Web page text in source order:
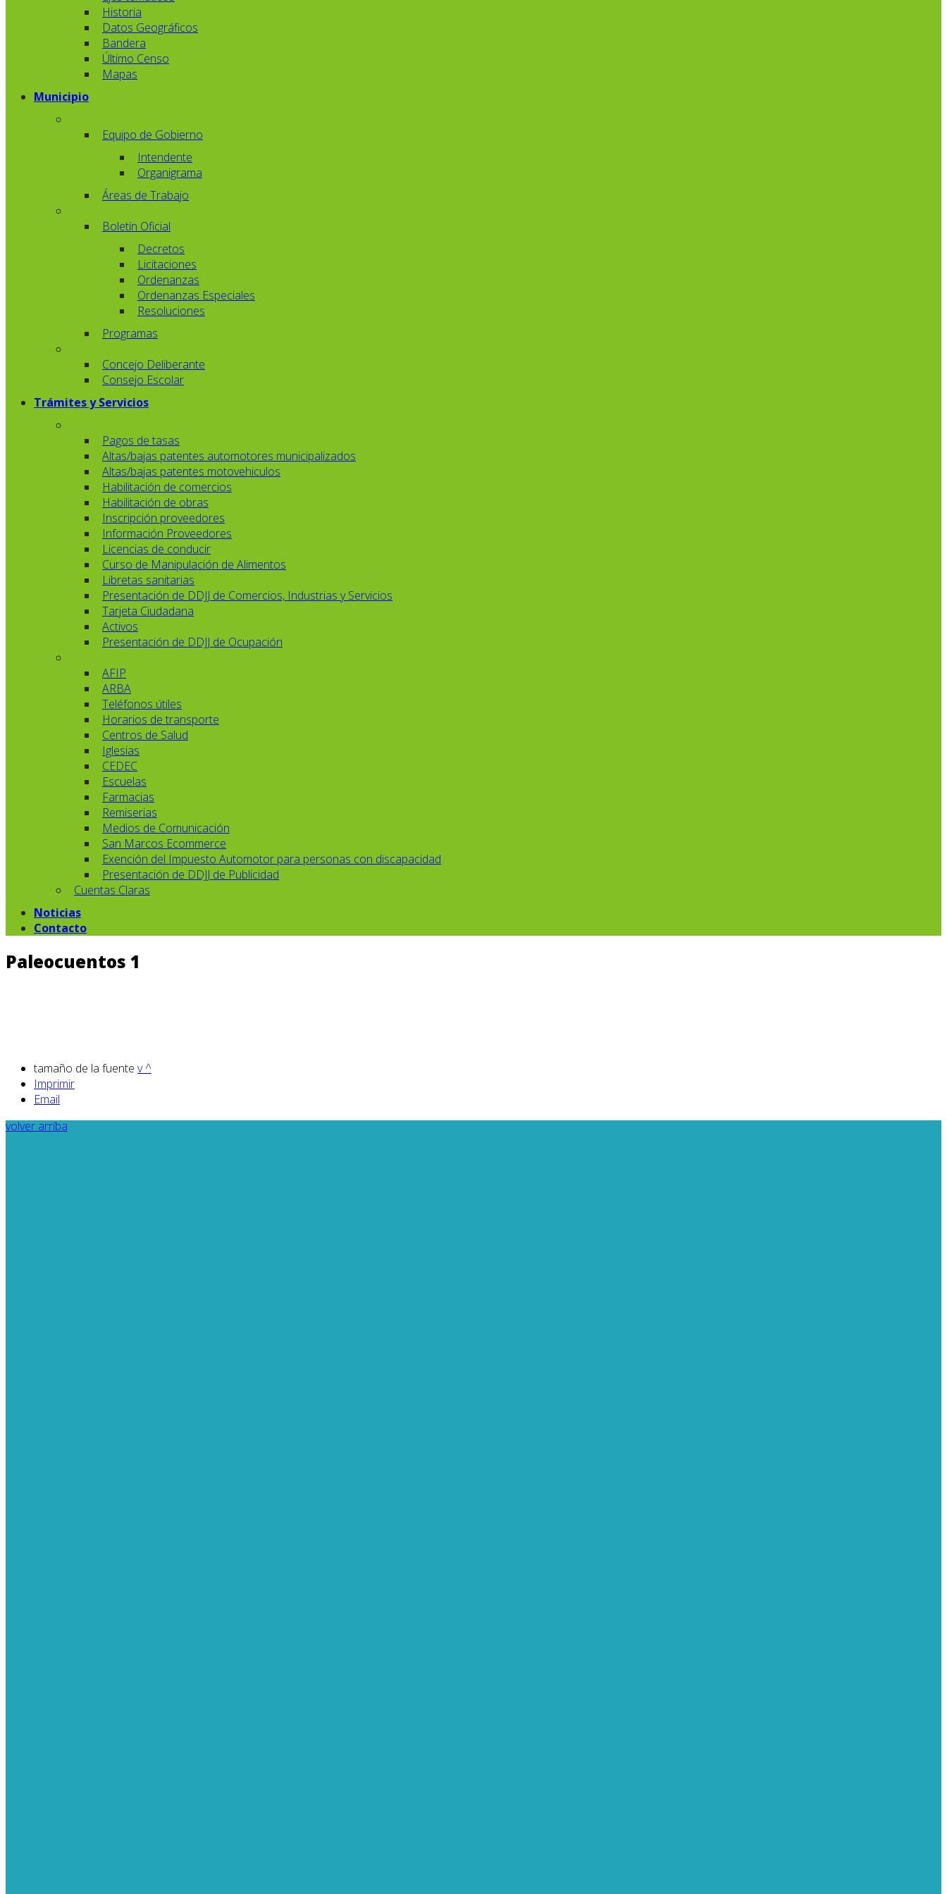
Historia
Datos Geográficos
Bandera
Último Censo
Mapas
Municipio
Equipo de Gobierno
Intendente
Organigrama
Áreas de Trabajo
Boletín Oficial
Decretos
Licitaciones
Ordenanzas
Ordenanzas Especiales
Resoluciones
Programas
Concejo Deliberante
Consejo Escolar
Trámites y Servicios
Pagos de tasas
Altas/bajas patentes automotores municipalizados
Altas/bajas patentes motovehiculos
Habilitación de comercios
Habilitación de obras
Inscripción proveedores
Información Proveedores
Licencias de conducir
Curso de Manipulación de Alimentos
Libretas sanitarias
Presentación de DDJJ de Comercios, Industrias y Servicios
Tarjeta Ciudadana
Activos
Presentación de DDJJ de Ocupación
AFIP
ARBA
Teléfonos útiles
Horarios de transporte
Centros de Salud
Iglesias
CEDEC
Escuelas
Farmacias
Remiserias
Medios de Comunicación
San Marcos Ecommerce
Exención del Impuesto Automotor para personas con discapacidad
Presentación de DDJJ de Publicidad
Cuentas Claras
Noticias
Contacto
Paleocuentos 1
tamaño de la fuente v^
Imprimir
Email
volver arriba